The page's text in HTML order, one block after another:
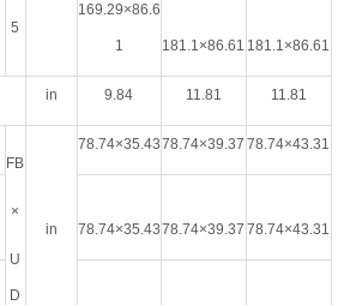
5
169.29×86.6
1 181.1×86.61 181.1×86.61
in 9.84 11.81 11.81
FB
×
U
D
in
78.74×35.4378.74×39.37 78.74×43.31
78.74×35.4378.74×39.37 78.74×43.31